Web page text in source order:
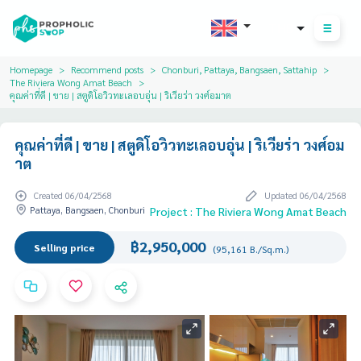
Homepage Recommend posts
Chonburi, Pattaya, Bangsaen, Sattahip
The Riviera Wong Amat Beach
คุณค่าที่ดี | ขาย | สตูดิโอวิวทะเลอบอุ่น | ริเวียร่า วงศ์อมาต
คุณค่าที่ดี | ขาย | สตูดิโอวิวทะเลอบอุ่น | ริเวียร่า วงศ์อม
าต
Created 06/04/2568
Updated 06/04/2568
Pattaya, Bangsaen, Chonburi Project : The Riviera Wong Amat Beach
Selling price ฿2,950,000 (95,161 B./Sq.m.)